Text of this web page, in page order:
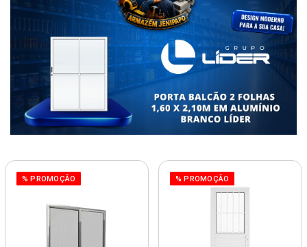
% PROMOÇÃO % PROMOÇÃO